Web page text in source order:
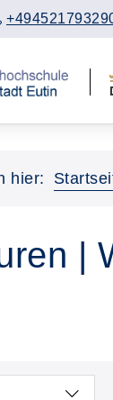
hier:
|